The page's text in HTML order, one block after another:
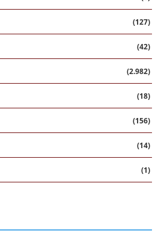
(127)
(42)
(2.982)
(18)
(156)
(14)
(1)